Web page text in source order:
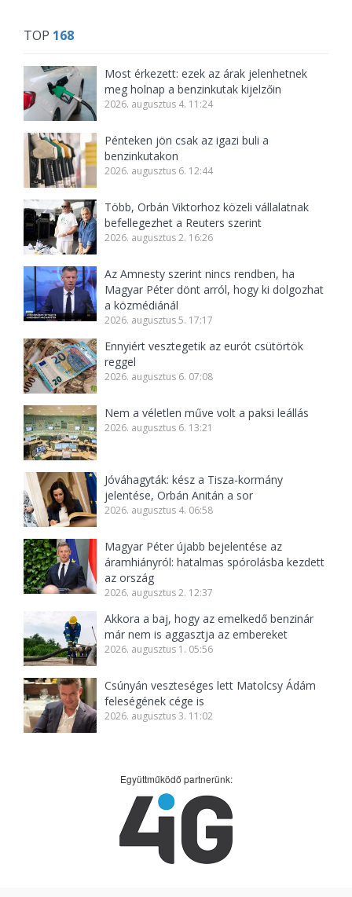
TOP 168
Most érkezett: ezek az árak jelenhetnek
meg holnap a benzinkutak kijelzőin
2026. augusztus 4. 11:24
Pénteken jön csak az igazi buli a
benzinkutakon
2026. augusztus 6. 12:44
Több, Orbán Viktorhoz közeli vállalatnak
befellegezhet a Reuters szerint
2026. augusztus 2. 16:26
Az Amnesty szerint nincs rendben, ha
Magyar Péter dönt arról, hogy ki dolgozhat
a közmédiánál
2026. augusztus 5. 17:17
Ennyiért vesztegetik az eurót csütörtök
reggel
2026. augusztus 6. 07:08
Nem a véletlen műve volt a paksi leállás
2026. augusztus 6. 13:21
Jóváhagyták: kész a Tisza-kormány
jelentése, Orbán Anitán a sor
2026. augusztus 4. 06:58
Magyar Péter újabb bejelentése az
áramhiányról: hatalmas spórolásba kezdett
az ország
2026. augusztus 2. 12:37
Akkora a baj, hogy az emelkedő benzinár
már nem is aggasztja az embereket
2026. augusztus 1. 05:56
Csúnyán veszteséges lett Matolcsy Ádám
feleségének cége is
2026. augusztus 3. 11:02
Együttműködő partnerünk: